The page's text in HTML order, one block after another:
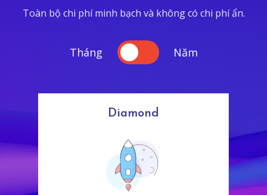
Toàn bộ chi phí minh bạch và không có chi phí ẩn.
Tháng Năm
Bronze